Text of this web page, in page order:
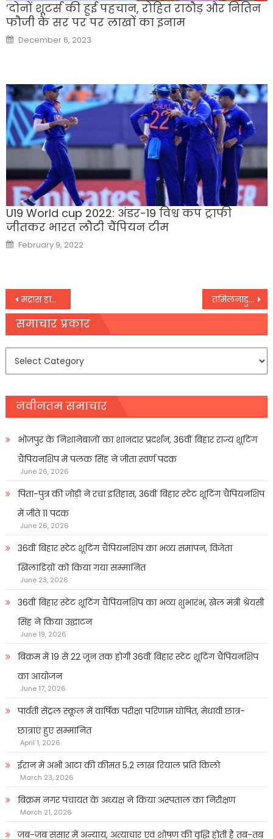
‘दोनों शूटर्स की हुई पहचान, रोहित राठौड़ और नितिन
फौजी के सर पर पर लाखों का इनाम
Posted
on
December 6, 2023
U19 World cup 2022: अंडर-19 विश्व कप ट्राफी
जीतकर भारत लौटी चैंपियन टीम
Posted
on
February 9, 2022
Post
navigation
मद्रास हाई कोर्ट ने कहा- कोरोना की दूसरी लहर के लिए चुनाव आयोग जिम्मेदार, तमिलनाडु सरकार का बड़ा फैसला, बंद पड़े स्टरलाइट प्लांट से होगा ऑक्सीजन का उत्पादन
समाचार प्रकार
समाचार
नवीनतम समाचार
भोजपुर के निशानेबाजों का शानदार प्रदर्शन, 36वीं बिहार राज्य शूटिंग
चैंपियनशिप में पलक सिंह ने जीता स्वर्ण पदक
June 26, 2026
पिता-पुत्र की जोड़ी ने रचा इतिहास, 36वीं बिहार स्टेट शूटिंग चैंपियनशिप
में जीते 11 पदक
June 26, 2026
36वीं बिहार स्टेट शूटिंग चैंपियनशिप का भव्य समापन, विजेता
खिलाडिय़ों को किया गया सम्मानित
June 23, 2026
36वीं बिहार स्टेट शूटिंग चैंपियनशिप का भव्य शुभारंभ, खेल मंत्री श्रेयसी
सिंह ने किया उद्घाटन
June 19, 2026
बिक्रम में 19 से 22 जून तक होगी 36वीं बिहार स्टेट शूटिंग चैंपियनशिप
का आयोजन
June 17, 2026
पार्वती सेंट्रल स्कूल में वार्षिक परीक्षा परिणाम घोषित, मेधावी छात्र-
छात्राएं हुए सम्मानित
April 1, 2026
ईरान में अभी आटा की कीमत 5.2 लाख रियाल प्रति किलो
March 23, 2026
बिक्रम नगर पंचायत के अध्यक्ष ने किया अस्पताल का निरीक्षण
March 21, 2026
जब-जब संसार में अन्याय, अत्याचार एवं शोषण की वृद्धि होती है तब-तब